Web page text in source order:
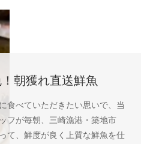
朝獲れ直送鮮魚
食べていただきたい思いで、当
フが毎朝、三崎漁港・築地市
て、鮮度が良く上質な鮮魚を仕